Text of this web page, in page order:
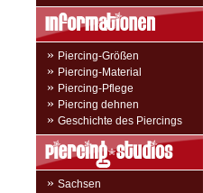
» Piercing-Größen
» Piercing-Material
» Piercing-Pflege
» Piercing dehnen
» Geschichte des Piercings
» Sachsen